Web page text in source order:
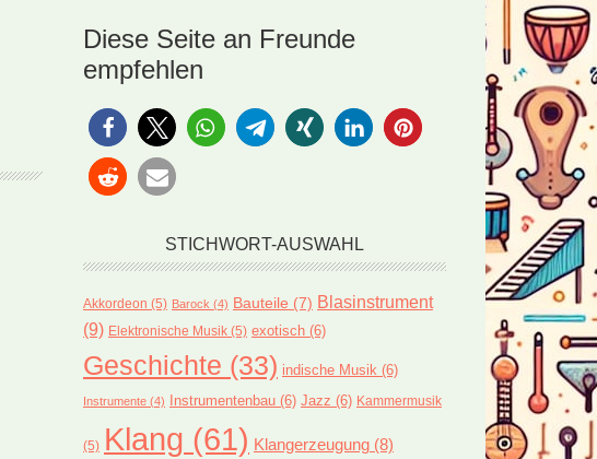
Diese Seite an Freunde
empfehlen
STICHWORT-AUSWAHL
Akkordeon (5) Barock (4) Bauteile (7) Blasinstrument
(9) Elektronische Musik (5) exotisch (6)
Geschichte (33) indische Musik (6)
Instrumente (4) Instrumentenbau (6) Jazz (6) Kammermusik
(5) Klang (61) Klangerzeugung (8)